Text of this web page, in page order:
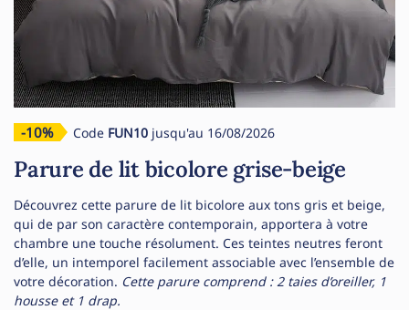
-10% Code FUN10 jusqu'au 16/08/2026
Parure de lit bicolore grise-beige
Découvrez cette parure de lit bicolore aux tons gris et beige,
qui de par son caractère contemporain, apportera à votre
chambre une touche résolument. Ces teintes neutres feront
d’elle, un intemporel facilement associable avec l’ensemble de
votre décoration. Cette parure comprend : 2 taies d’oreiller, 1
housse et 1 drap.